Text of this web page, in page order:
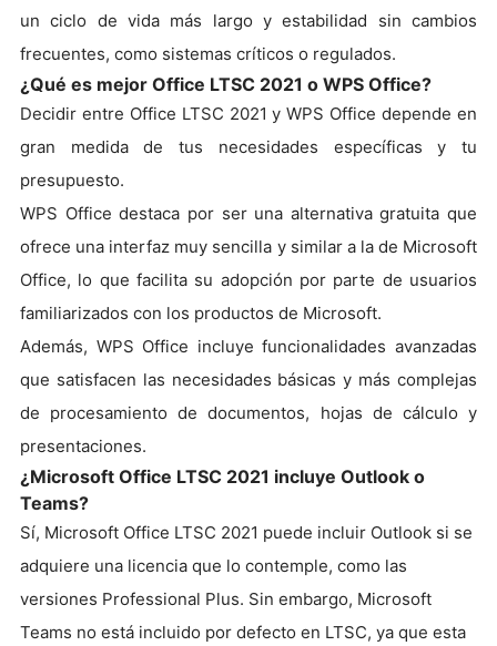
un ciclo de vida más largo y estabilidad sin cambios
frecuentes, como sistemas críticos o regulados.
¿Qué es mejor Office LTSC 2021 o WPS Office?
Decidir entre Office LTSC 2021 y WPS Office depende en
gran medida de tus necesidades específicas y tu
presupuesto.
WPS Office destaca por ser una alternativa gratuita que
ofrece una interfaz muy sencilla y similar a la de Microsoft
Office, lo que facilita su adopción por parte de usuarios
familiarizados con los productos de Microsoft.
Además, WPS Office incluye funcionalidades avanzadas
que satisfacen las necesidades básicas y más complejas
de procesamiento de documentos, hojas de cálculo y
presentaciones.
¿Microsoft Office LTSC 2021 incluye Outlook o
Teams?
Sí, Microsoft Office LTSC 2021 puede incluir Outlook si se
adquiere una licencia que lo contemple, como las
versiones Professional Plus. Sin embargo, Microsoft
Teams no está incluido por defecto en LTSC, ya que esta